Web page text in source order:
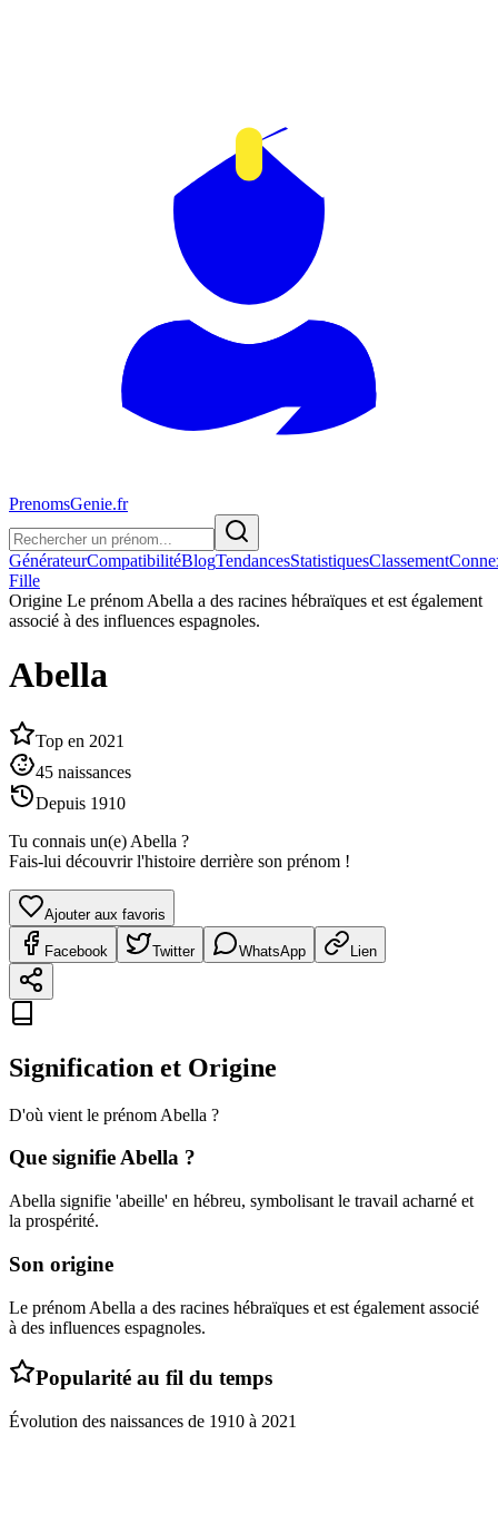
PrenomsGenie.fr
GénérateurCompatibilitéBlogTendancesStatistiquesClassement
Fille
Origine Le prénom Abella a des racines hébraïques et est également
associé à des influences espagnoles.
Abella
Top en 2021
45 naissances
Depuis 1910
Tu connais un(e) Abella ?
Fais-lui découvrir l'histoire derrière son prénom !
Ajouter aux favoris
Facebook Twitter WhatsApp Lien
Signification et Origine
D'où vient le prénom Abella ?
Que signifieAbella ?
Abella signifie 'abeille' en hébreu, symbolisant le travail acharné et
la prospérité.
Son origine
Le prénom Abella a des racines hébraïques et est également associé
à des influences espagnoles.
Popularité au fil du temps
Évolution des naissances de 1910 à 2021